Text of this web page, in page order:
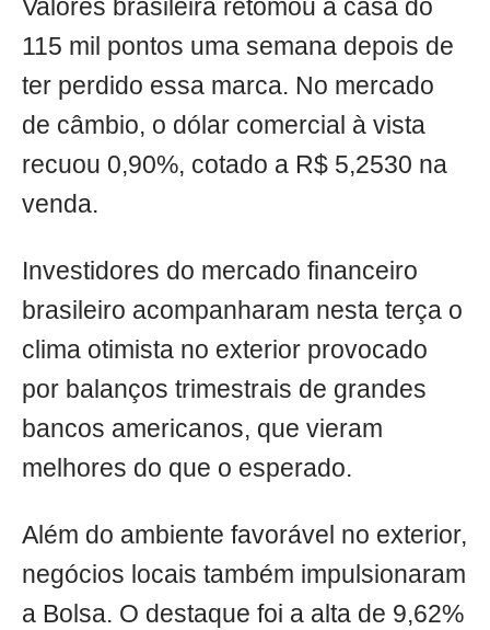
Valores brasileira retomou a casa do
115 mil pontos uma semana depois de
ter perdido essa marca. No mercado
de câmbio, o dólar comercial à vista
recuou 0,90%, cotado a R$ 5,2530 na
venda.
Investidores do mercado financeiro
brasileiro acompanharam nesta terça o
clima otimista no exterior provocado
por balanços trimestrais de grandes
bancos americanos, que vieram
melhores do que o esperado.
Além do ambiente favorável no exterior,
negócios locais também impulsionaram
a Bolsa. O destaque foi a alta de 9,62%